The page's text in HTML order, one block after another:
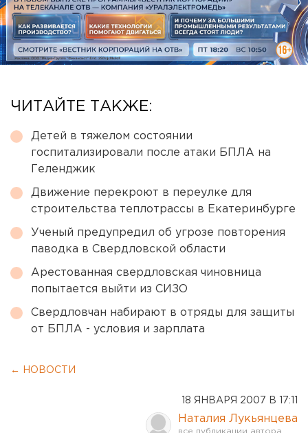
ЧИТАЙТЕ ТАКЖЕ:
Детей в тяжелом состоянии
госпитализировали после атаки БПЛА на
Геленджик
Движение перекроют в переулке для
строительства теплотрассы в Екатеринбурге
Ученый предупредил об угрозе повторения
паводка в Свердловской области
Арестованная свердловская чиновница
попытается выйти из СИЗО
Свердловчан набирают в отряды для защиты
от БПЛА - условия и зарплата
← НОВОСТИ
18 ЯНВАРЯ 2007 В 17:11
Наталия Лукьянцева